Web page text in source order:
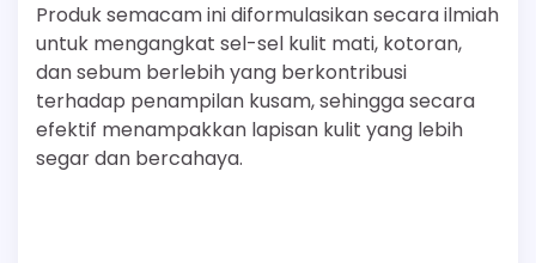
Produk semacam ini diformulasikan secara ilmiah
untuk mengangkat sel-sel kulit mati, kotoran,
dan sebum berlebih yang berkontribusi
terhadap penampilan kusam, sehingga secara
efektif menampakkan lapisan kulit yang lebih
segar dan bercahaya.